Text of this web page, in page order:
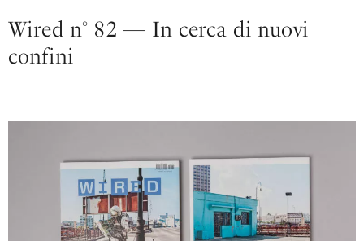
Wired n° 82 — In cerca di nuovi
confini